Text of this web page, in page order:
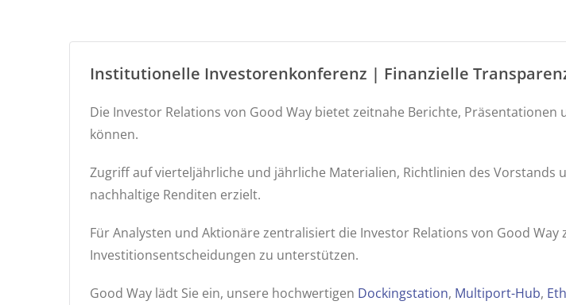
Institutionelle Investorenkonferenz | Finanzielle
Die Investor Relations von Good Way bietet zeitnahe Berichte,
können.
Zugriff auf vierteljährliche und jährliche Materialien, Richtlinien des Vorstands
nachhaltige Renditen erzielt.
Für Analysten und Aktionäre zentralisiert die Investor Relations von Good
Investitionsentscheidungen zu unterstützen.
Good Way lädt Sie ein, unsere hochwertigen Dockingstation, Multiport-Hub,